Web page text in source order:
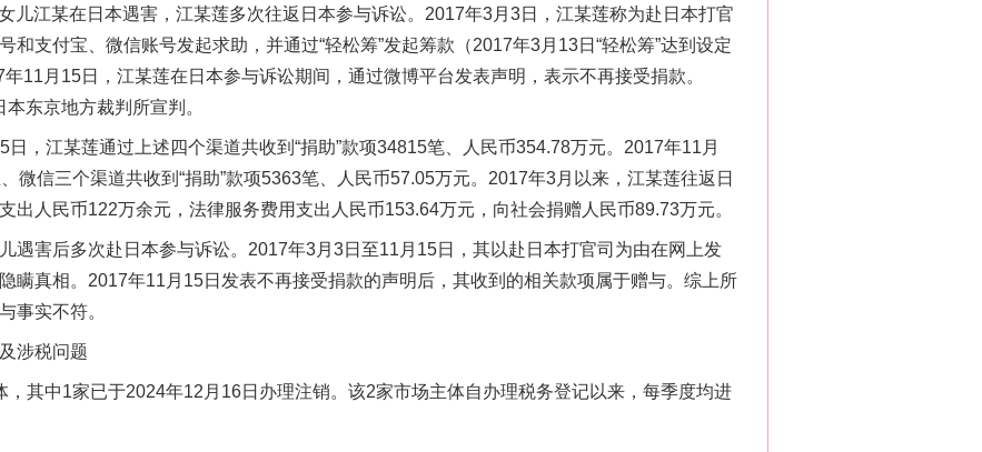
江某在日本遇害，江某莲多次往返日本参与诉讼。2017年3月3日，江某莲称为赴日本打官
和支付宝、微信账号发起求助，并通过“轻松筹”发起筹款（2017年3月13日“轻松筹”达到设定
11月15日，江某莲在日本参与诉讼期间，通过微博平台发表声明，表示不再接受捐款。
东京地方裁判所宣判。
江某莲通过上述四个渠道共收到“捐助”款项34815笔、人民币354.78万元。2017年11月
微信三个渠道共收到“捐助”款项5363笔、人民币57.05万元。2017年3月以来，江某莲往返日
出人民币122万余元，法律服务费用支出人民币153.64万元，向社会捐赠人民币89.73万元。
害后多次赴日本参与诉讼。2017年3月3日至11月15日，其以赴日本打官司为由在网上发
瞒真相。2017年11月15日发表不再接受捐款的声明后，其收到的相关款项属于赠与。综上所
事实不符。
涉税问题
中1家已于2024年12月16日办理注销。该2家市场主体自办理税务登记以来，每季度均进